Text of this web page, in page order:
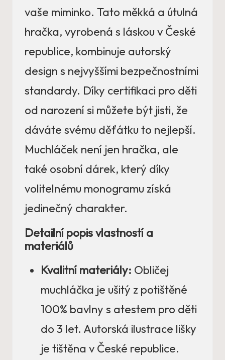
vaše miminko. Tato měkká a útulná
hračka, vyrobená s láskou v České
republice, kombinuje autorský
design s nejvyššími bezpečnostními
standardy. Díky certifikaci pro děti
od narození si můžete být jisti, že
dáváte svému děťátku to nejlepší.
Muchláček není jen hračka, ale
také osobní dárek, který díky
volitelnému monogramu získá
jedinečný charakter.
Detailní popis vlastností a
materiálů
Kvalitní materiály: Obličej
muchláčka je ušitý z potištěné
100% bavlny s atestem pro děti
do 3 let. Autorská ilustrace lišky
je tištěna v České republice.